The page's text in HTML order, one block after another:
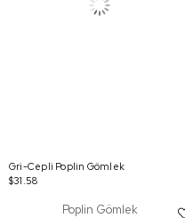
Gri-Cepli Poplin Gömlek
$31.58
Poplin Gömlek